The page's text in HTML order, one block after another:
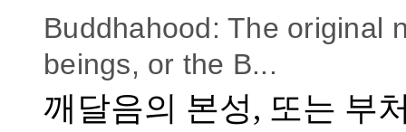
Buddhahood: The original
beings, or the B...
깨달음의 본성, 또는 부